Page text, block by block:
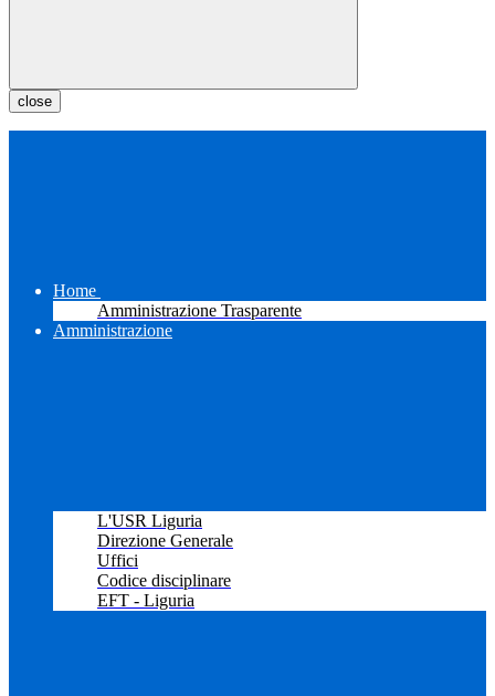
close
Home
Amministrazione Trasparente
Amministrazione
L'USR Liguria
Direzione Generale
Uffici
Codice disciplinare
EFT - Liguria